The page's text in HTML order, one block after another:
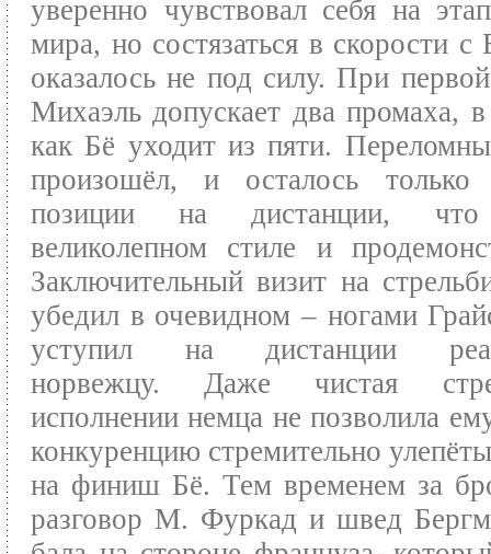
уверенно чувствовал себя на
мира, но состязаться в скорости с
оказалось не под силу. При
Михаэль допускает два промаха,
как Бё уходит из пяти.
произошёл, и осталось только
позиции на дистанции,
великолепном стиле и
Заключительный визит на
убедил в очевидном – ногами
уступил на дистанции
норвежцу. Даже чистая
исполнении немца не позволила
конкуренцию стремительно
на финиш Бё. Тем временем за
разговор М. Фуркад и швед